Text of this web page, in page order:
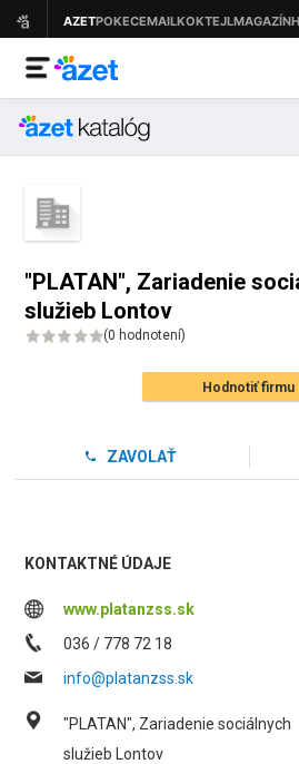
"PLATAN", Zariadenie
služieb Lontov
(0 hodnotení)
Hodnotiť firmu
ZAVOLAŤ
KONTAKTNÉ ÚDAJE
www.platanzss.sk
036 / 778 72 18
info@platanzss.sk
"PLATAN", Zariadenie sociálnych
služieb Lontov